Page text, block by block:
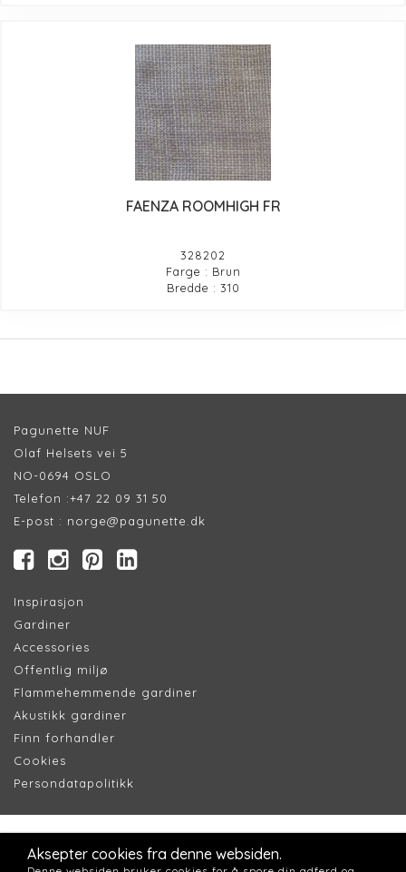
FAENZA ROOMHIGH FR
328202
Farge : Brun
Bredde : 310
Pagunette NUF
Olaf Helsets vei 5
NO-0694 OSLO
Telefon :+47 22 09 31 50
E-post : norge@pagunette.dk
Inspirasjon
Gardiner
Accessories
Offentlig miljø
Flammehemmende gardiner
Akustikk gardiner
Finn forhandler
Cookies
Persondatapolitikk
Aksepter cookies fra denne websiden.